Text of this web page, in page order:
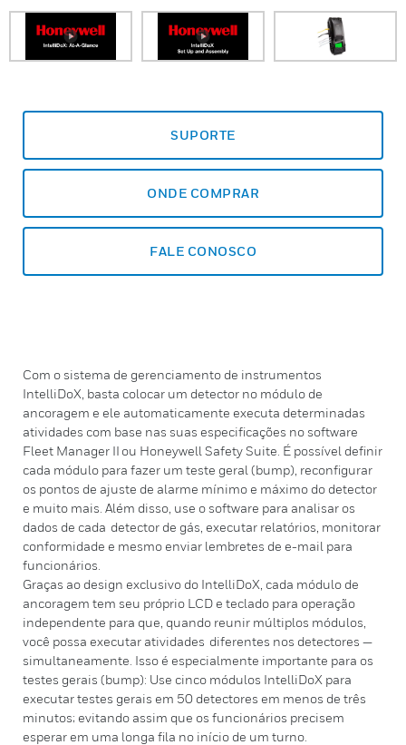
SUPORTE
ONDE COMPRAR
FALE CONOSCO
Com o sistema de gerenciamento de instrumentos
IntelliDoX, basta colocar um detector no módulo de
ancoragem e ele automaticamente executa determinadas
atividades com base nas suas especificações no software
Fleet Manager II ou Honeywell Safety Suite. É possível definir
cada módulo para fazer um teste geral (bump), reconfigurar
os pontos de ajuste de alarme mínimo e máximo do detector
e muito mais. Além disso, use o software para analisar os
dados de cada detector de gás, executar relatórios, monitorar
conformidade e mesmo enviar lembretes de e-mail para
funcionários.
Graças ao design exclusivo do IntelliDoX, cada módulo de
ancoragem tem seu próprio LCD e teclado para operação
independente para que, quando reunir múltiplos módulos,
você possa executar atividades diferentes nos detectores —
simultaneamente. Isso é especialmente importante para os
testes gerais (bump): Use cinco módulos IntelliDoX para
executar testes gerais em 50 detectores em menos de três
minutos; evitando assim que os funcionários precisem
esperar em uma longa fila no início de um turno.